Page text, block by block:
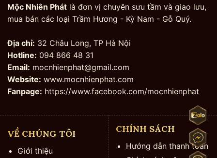
Mộc Nhiên Phát là đơn vị chuyên sưu tầm và giao lưu,
mua bán các loại Trầm Hương - Kỳ Nam - Gỗ Quý.
Địa chỉ: 32 Châu Long, TP Hà Nội
Hotline: 094 866 48 31
Email: mocnhienphat@gmail.com
Website: www.mocnhienphat.com
Fanpage: https://www.facebook.com/mocnhienphat
VỀ CHÚNG TÔI
Giới thiệu
CHÍNH SÁCH
Hướng dẫn thanh toán